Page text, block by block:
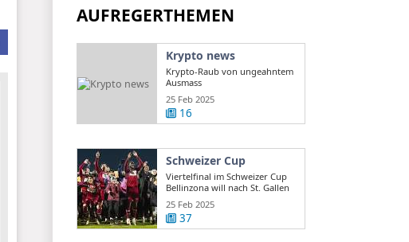
AUFREGERTHEMEN
Krypto news
Krypto-Raub von ungeahntem
Ausmass
25 Feb 2025
16
Schweizer Cup
Viertelfinal im Schweizer Cup
Bellinzona will nach St. Gallen
auch ...
25 Feb 2025
37